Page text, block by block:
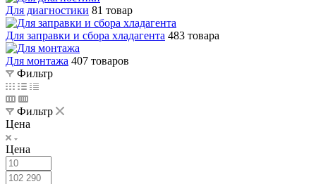
Для диагностики 81 товар
Для заправки и сбора хладагента 483 товара
Для монтажа 407 товаров
Фильтр
Фильтр
Цена
Цена